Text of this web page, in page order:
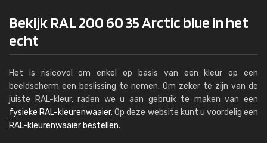
Bekijk RAL 200 60 35 Arctic blue in het
echt
Het is risicovol om enkel op basis van een kleur op een
beeldscherm een beslissing te nemen. Om zeker te zijn van de
juiste RAL-kleur, raden we u aan gebruik te maken van een
fysieke RAL-kleurenwaaier. Op deze website kunt u voordelig een
RAL-kleurenwaaier bestellen.